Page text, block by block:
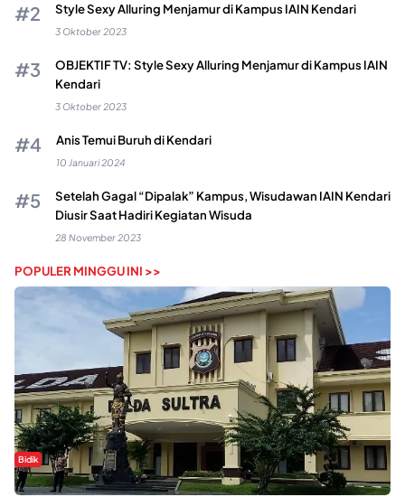
Style Sexy Alluring Menjamur di Kampus IAIN Kendari
3 Oktober 2023
OBJEKTIF TV: Style Sexy Alluring Menjamur di Kampus IAIN
Kendari
3 Oktober 2023
Anis Temui Buruh di Kendari
10 Januari 2024
Setelah Gagal “Dipalak” Kampus, Wisudawan IAIN Kendari
Diusir Saat Hadiri Kegiatan Wisuda
28 November 2023
POPULER MINGGU INI >>
Bidik
Dugaan Kekerasan Seksual di UIN Kendari Dilaporkan ke Polda